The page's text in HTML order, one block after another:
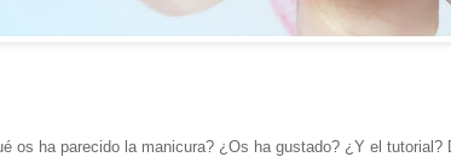
os ha parecido la manicura? ¿Os ha gustado? ¿Y el